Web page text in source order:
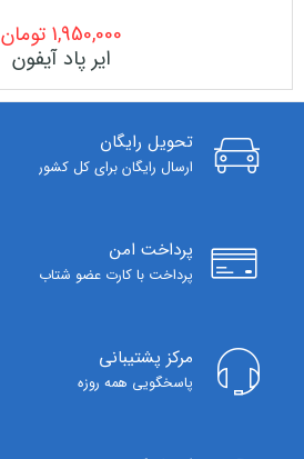
1,950,000 تومان
ایر پاد آیفون
تحویل رایگان
ارسال رایگان برای کل کشور
پرداخت امن
پرداخت با کارت عضو شتاب
مرکز پشتیبانی
پاسخگویی همه روزه